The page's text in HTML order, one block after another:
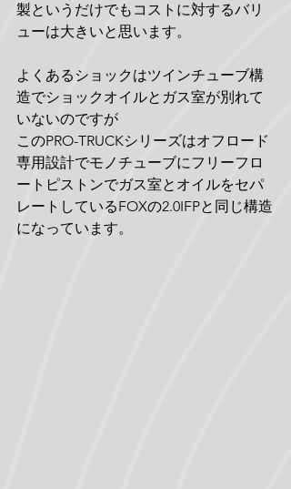
製というだけでもコストに対するバリ
ューは大きいと思います。
よくあるショックはツインチューブ構
造でショックオイルとガス室が別れて
いないのですが
このPRO-TRUCKシリーズはオフロード
専用設計でモノチューブにフリーフロ
ートピストンでガス室とオイルをセパ
レートしているFOXの2.0IFPと同じ構造
になっています。